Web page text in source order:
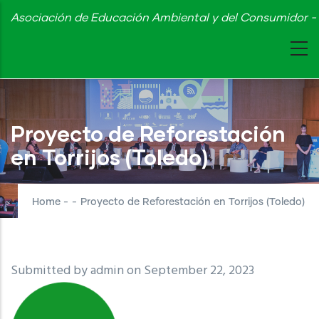
Skip
content
Asociación de Educación Ambiental y del Consumidor
Proyecto de Reforestación
en Torrijos (Toledo)
Home - - Proyecto de Reforestación en Torrijos (Toledo)
Submitted byadminon September 22, 2023